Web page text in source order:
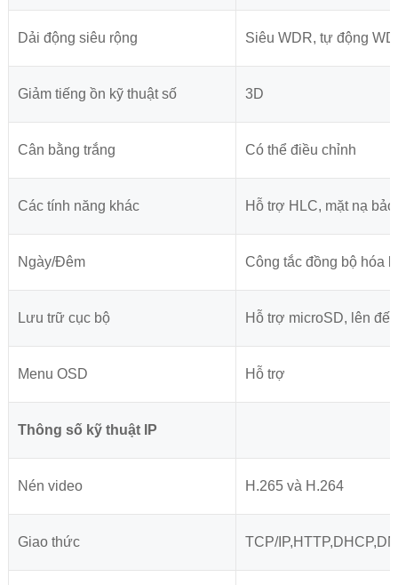
Dải động siêu rộng Siêu WDR, tự động
Giảm tiếng ồn kỹ thuật số 3D
Cân bằng trắng Có thể điều chỉnh
Các tính năng khác Hỗ trợ HLC, mặt nạ
Ngày/Đêm Công tắc đồng bộ hóa
Lưu trữ cục bộ Hỗ trợ microSD, lên
Menu OSD Hỗ trợ
Thông số kỹ thuật IP
Nén video H.265 và H.264
Giao thức TCP/